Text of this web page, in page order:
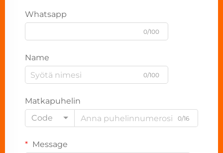
Whatsapp
0/100
Name
0/100
Matkapuhelin
Code
0/16
Message